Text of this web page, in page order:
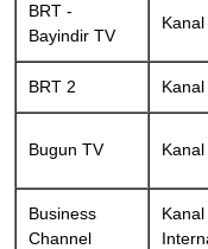
BRT -
Bayindir TV
BRT 2
Bugun TV Kanal
Business
Channel
Kanal